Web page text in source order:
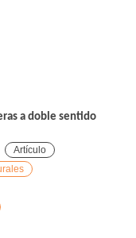
a doble sentido
Artículo